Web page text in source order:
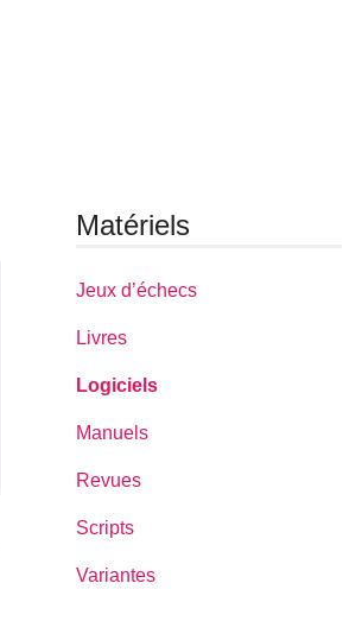
Matériels
Jeux d’échecs
Livres
Logiciels
Manuels
Revues
Scripts
Variantes